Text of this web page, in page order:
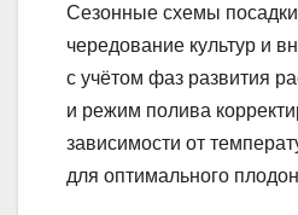
Сезонные схемы
чередование культур и
с учётом фаз развития
и режим полива
зависимости от
для оптимального